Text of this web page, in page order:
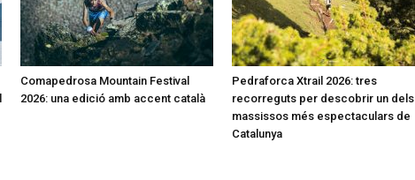
Comapedrosa Mountain Festival
2026: una edició amb accent català
Pedraforca Xtrail 2026: tres
recorreguts per descobrir un dels
massissos més espectaculars de
Catalunya